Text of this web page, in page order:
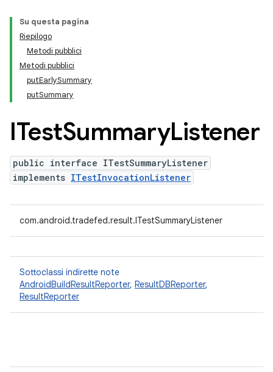
Su questa pagina
Riepilogo
Metodi pubblici
Metodi pubblici
putEarlySummary
putSummary
ITestSummaryListener
public interface ITestSummaryListener
implements ITestInvocationListener
com.android.tradefed.result.ITestSummaryListener
Sottoclassi indirette note
AndroidBuildResultReporter, ResultDBReporter,
ResultReporter